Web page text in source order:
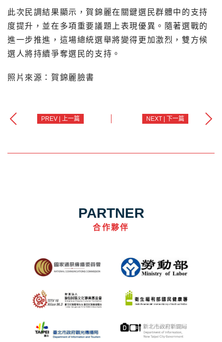
此次民調結果顯示，賀錦麗在關鍵選民群體中的支持
度提升，並在多項重要議題上表現優異。隨著選戰的
進一步推進，這場總統選舉將變得更加激烈，雙方候
選人將持續爭奪選民的支持。
照片來源：賀錦麗臉書
PREV | 上一篇 NEXT | 下一篇
PARTNER
合作夥伴